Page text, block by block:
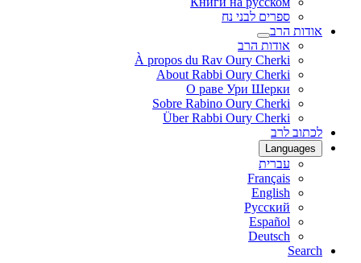
ספרים לבני נח
אודות הרב
אודות הרב
À propos du Rav Oury Cherki
About Rabbi Oury Cherki
О раве Ури Шерки
Sobre Rabino Oury Cherki
Über Rabbi Oury Cherki
לכתוב לרב
Languages
עברית
Français
English
Русский
Español
Deutsch
Search